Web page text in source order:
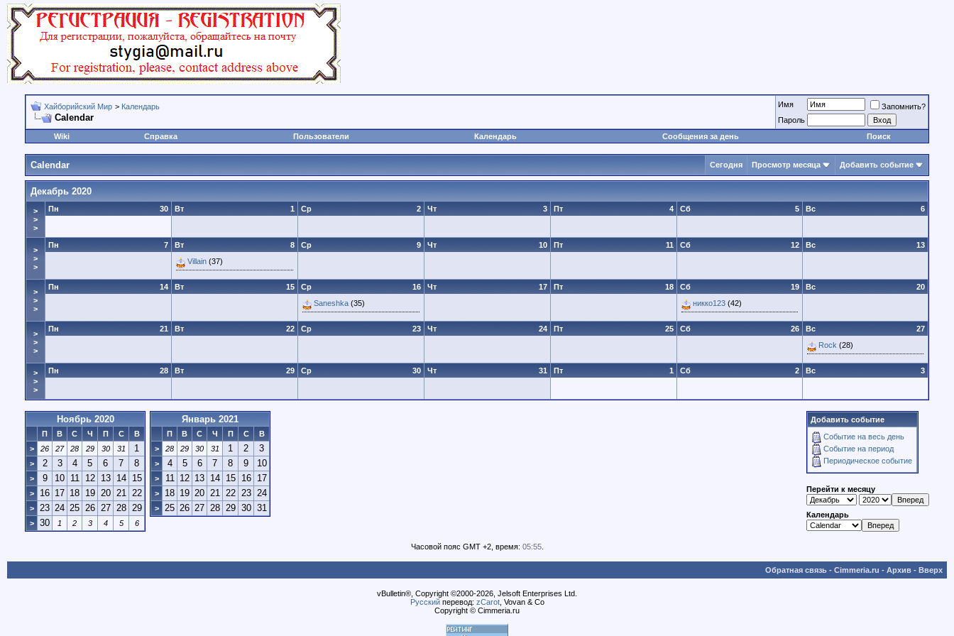
Хайборийский Мир > Календарь
Calendar
Имя
Запомнить?
Пароль
Wiki
Справка Пользователи Календарь Сообщения за день Поиск
Calendar Сегодня Просмотр месяца Добавить событие
Декабрь 2020
>
>
>
30
Пн 1
Вт 2
Ср 3
Чт 4
Пт 5
Сб 6
Вс
>
>
>
7
Пн 8
Вт
Villain (37)
9
Ср 10
Чт 11
Пт 12
Сб 13
Вс
>
>
>
14
Пн 15
Вт 16
Ср
Saneshka (35)
17
Чт 18
Пт 19
Сб
никко123 (42)
20
Вс
>
>
>
21
Пн 22
Вт 23
Ср 24
Чт 25
Пт 26
Сб 27
Вс
Rock (28)
>
>
>
28
Пн 29
Вт 30
Ср 31
Чт 1
Пт 2
Сб 3
Вс
Ноябрь 2020
П В С Ч П С
В
>
26 27 28 29 30 31 1
> 2 3 4 5 6 7 8
> 9 10 11 12 13 14 15
> 16 17 18 19 20 21 22
> 23 24 25 26 27 28 29
> 30 1 2 3 4 5 6
Январь 2021
П В С Ч П С
В
>
28 29 30 31 1 2 3
> 4 5 6 7 8 9 10
> 11 12 13 14 15 16 17
> 18 19 20 21 22 23 24
> 25 26 27 28 29 30 31
Добавить событие
Событие на весь день
Событие на период
Периодическое событие
Перейти к месяцу
Календарь
Часовой пояс GMT +2, время: 05:55.
Обратная связь - Cimmeria.ru - Архив - Вверх
vBulletin®, Copyright ©2000-2026, Jelsoft Enterprises Ltd.
Русскийперевод: zCarot, Vovan & Co
Copyright © Cimmeria.ru